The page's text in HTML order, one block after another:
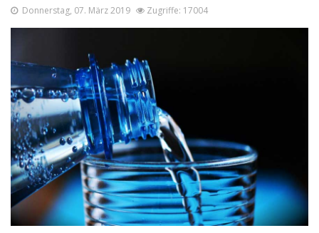
Donnerstag, 07. März 2019 Zugriffe: 17004